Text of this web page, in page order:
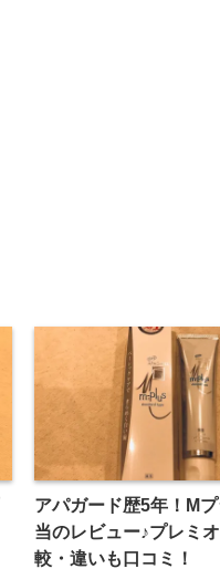
アパガード歴5年！M
当のレビュー♪プレミ
較・違いも口コミ！